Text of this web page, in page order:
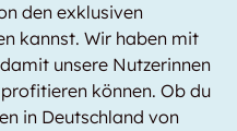
den exklusiven
kannst. Wir haben mit
unsere Nutzerinnen
können. Ob du
in Deutschland von